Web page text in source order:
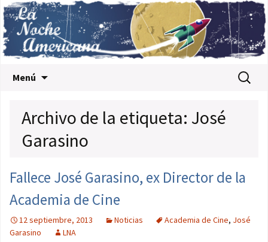
Menú Buscar:
Archivo de la etiqueta: José
Garasino
Fallece José Garasino, ex Director de la
Academia de Cine
12 septiembre, 2013 Noticias Academia de Cine, José
Garasino
LNA